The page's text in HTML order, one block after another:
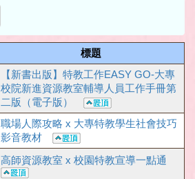
標題
【新書出版】特教工作EASY GO-大專
校院新進資源教室輔導人員工作手冊第
二版（電子版）
職場人際攻略 x 大專特教學生社會技巧
影音教材
高師資源教室 x 校園特教宣導一點通